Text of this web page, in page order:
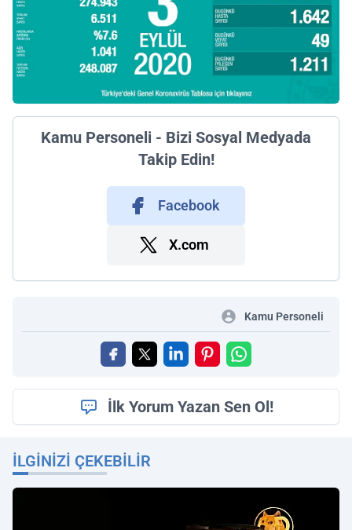
Kamu Personeli - Bizi Sosyal Medyada
Takip Edin!
Facebook
X.com
Kamu Personeli
İlk Yorum Yazan Sen Ol!
İLGINIZI ÇEKEBILIR